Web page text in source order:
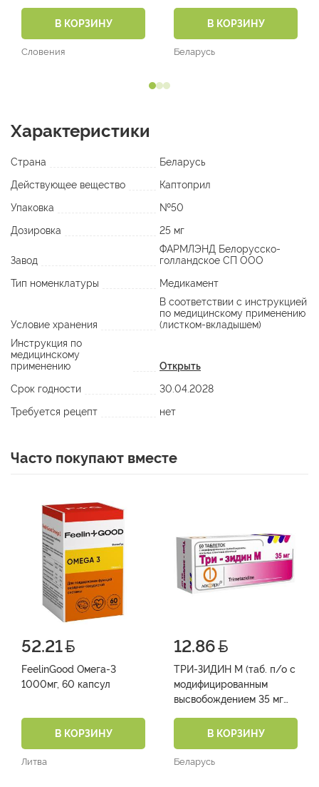
В КОРЗИНУ
Словения
В КОРЗИНУ
Беларусь
Характеристики
Страна
Беларусь
Действующее вещество
Каптоприл
Упаковка
№50
Дозировка
25 мг
Завод
ФАРМЛЭНД Белорусско-
голландское СП ООО
Тип номенклатуры
Медикамент
Условие хранения
В соответствии с инструкцией
по медицинскому применению
(листком-вкладышем)
Инструкция по
медицинскому
применению
Открыть
Срок годности
30.04.2028
Требуется рецепт
нет
Часто покупают вместе
52.21
FeelinGood Омега-3
1000мг, 60 капсул
В КОРЗИНУ
Литва
12.86
ТРИ-ЗИДИН М (таб. п/о с
модифицированным
высвобождением 35 мг
В КОРЗИНУ
Беларусь